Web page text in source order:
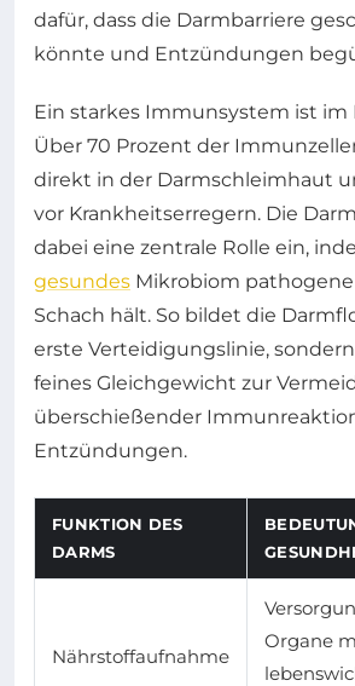
dafür, dass die Darmbarriere
könnte und Entzündungen
Ein starkes Immunsystem ist im
Über 70 Prozent der
direkt in der Darmschleimhaut
vor Krankheitserregern. Die
dabei eine zentrale Rolle ein,
gesundes Mikrobiom
Schach hält. So bildet die
erste Verteidigungslinie,
feines Gleichgewicht zur
überschießender
Entzündungen.
FUNKTION DES
DARMS
Nährstoffaufnahme
Organe